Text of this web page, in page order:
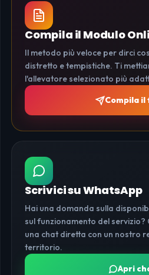
Compila il Modulo
Il metodo più veloce per dirci
distretto e tempistiche. Ti
l'allevatore selezionato più
Compila il
Scrivici su WhatsApp
Hai una domanda sulla
sul funzionamento del
una chat diretta con un nostro
territorio.
Apri